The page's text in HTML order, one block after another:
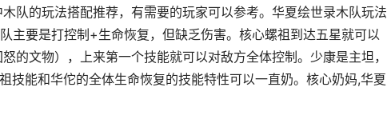
队的玩法搭配推荐，有需要的玩家可以参考。华夏绘世录木队玩法
主要是打控制+生命恢复，但缺乏伤害。核心螺祖到达五星就可以
的文物），上来第一个技能就可以对敌方全体控制。少康是主坦，
技能和华佗的全体生命恢复的技能特性可以一直奶。核心奶妈,华夏